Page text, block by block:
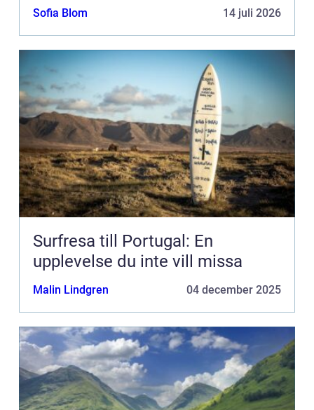
Sofia Blom 14 juli 2026
Surfresa till Portugal: En
upplevelse du inte vill missa
Malin Lindgren 04 december 2025